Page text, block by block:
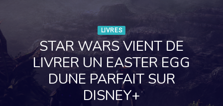
LIVRES
STAR WARS VIENT DE
LIVRER UN EASTER EGG
DUNE PARFAIT SUR
DISNEY+